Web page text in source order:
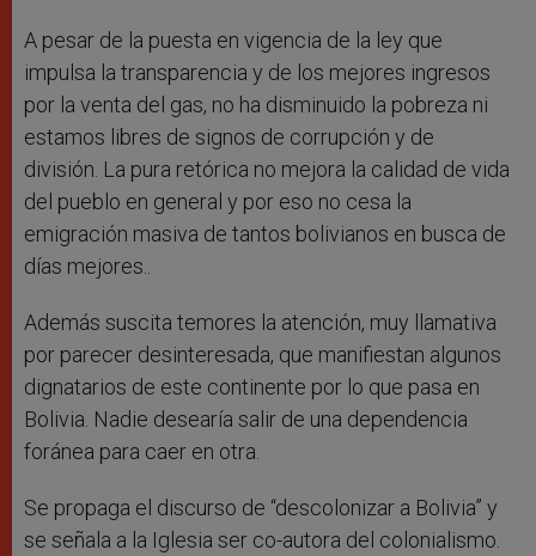
A pesar de la puesta en vigencia de la ley que
impulsa la transparencia y de los mejores ingresos
por la venta del gas, no ha disminuido la pobreza ni
estamos libres de signos de corrupción y de
división. La pura retórica no mejora la calidad de vida
del pueblo en general y por eso no cesa la
emigración masiva de tantos bolivianos en busca de
días mejores..
Además suscita temores la atención, muy llamativa
por parecer desinteresada, que manifiestan algunos
dignatarios de este continente por lo que pasa en
Bolivia. Nadie desearía salir de una dependencia
foránea para caer en otra.
Se propaga el discurso de “descolonizar a Bolivia” y
se señala a la Iglesia ser co-autora del colonialismo.